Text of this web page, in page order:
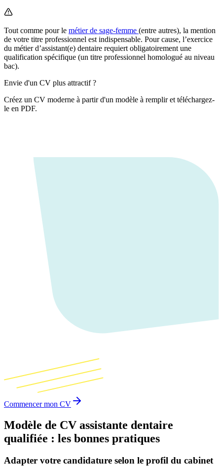
Tout comme pour le métier de sage-femme (entre autres), la mention
de votre titre professionnel est indispensable. Pour cause, l’exercice
du métier d’assistant(e) dentaire requiert obligatoirement une
qualification spécifique (un titre professionnel homologué au niveau
bac).
Envie d'un CV plus attractif ?
Créez un CV moderne à partir d'un modèle à remplir et téléchargez-
le en PDF.
Commencer mon CV
Modèle de CV assistante dentaire
qualifiée : les bonnes pratiques
Adapter votre candidature selon le profil du cabinet